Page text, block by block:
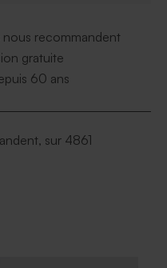
recommandent
gratuite
60 ans
sur 4861